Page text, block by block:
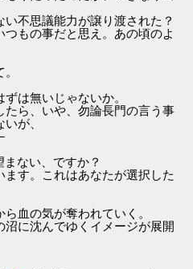
不思議能力が譲り渡された？
もの事だと思え。あの頃のよ
は無いじゃないか。
たら、いや、勿論長門の言う事
が、
ない、ですか？
す。これはあなたが選択した
血の気が奪われていく。
に沈んでゆくイメージが展開